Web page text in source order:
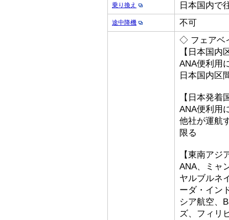
乗り換え 日本国内で
途中降機 不可
◇ フェアベ
【日本国内
ANA便利用
日本国内区
【日本発着
ANA便利用
他社が運航
限る
【東南アジ
ANA、ミャ
ヤルブルネ
ーダ・イン
シア航空、
ズ、フィリ